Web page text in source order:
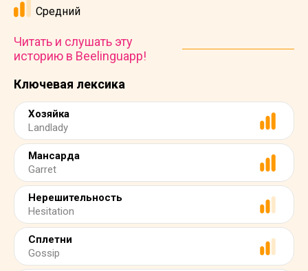
Ключевая лексика
Хозяйка
Landlady
Мансарда
Garret
Нерешительность
Hesitation
Сплетни
Gossip
Средний
Читать и слушать эту
историю в Beelinguapp!